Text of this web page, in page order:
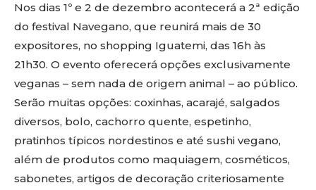
Nos dias 1º e 2 de dezembro acontecerá a 2ª edição
do festival Navegano, que reunirá mais de 30
expositores, no shopping Iguatemi, das 16h às
21h30. O evento oferecerá opções exclusivamente
veganas – sem nada de origem animal – ao público.
Serão muitas opções: coxinhas, acarajé, salgados
diversos, bolo, cachorro quente, espetinho,
pratinhos típicos nordestinos e até sushi vegano,
além de produtos como maquiagem, cosméticos,
sabonetes, artigos de decoração criteriosamente